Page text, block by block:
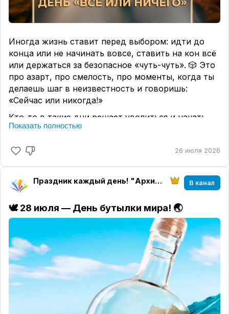
Иногда жизнь ставит перед выбором: идти до
конца или не начинать вовсе, ставить на кон всё
или держаться за безопасное «чуть-чуть». 🎲 Это
про азарт, про смелость, про моменты, когда ты
делаешь шаг в неизвестность и говоришь:
«Сейчас или никогда!»
Кто-то в такие дни решает уволиться и начать
своё дело, кто-то признаётся в чувствах, а кто-
никогда не был. ✈
Продажа игральных костей — как символ этого
дня: бросок, случай, риск, который может
привести к чему-то удивительному. 🎲 Но помни:
в реальной жизни лучше принимать важные
решения не по выпавшей грани, а с холодной
головой и тёплым сердцем. 😉
👇 А ты азартен? Расскажи в комментариях,
случалось ли тебе выбирать «всё или ничего»?
Или ты предпочитаешь золотую середину?
Поделись своей историей — будет интересно
#ДеньВсеИлиНичего #ДеньКрайностей #Азарт
Показать полностью
26 июля 2026
Праздник каждый день! "Архитектура настроения" магазин "Твоего праздника" В канал
🕊28 июля — День бутылки мира! 🌏